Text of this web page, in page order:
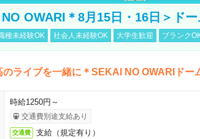
OWARI＊8月15日・16日＞ド
種未経験OK 社会人未経験OK 大学生歓迎 ブランク
のライブを一緒に＊SEKAI NO OWARIドー
時給1250円～
交通費別途支給あり
交通費 支給（規定有り）